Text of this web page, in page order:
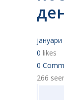
0 likes
0
266